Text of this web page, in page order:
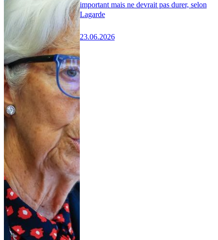
important mais ne devrait pas durer, selon
Lagarde
23.06.2026